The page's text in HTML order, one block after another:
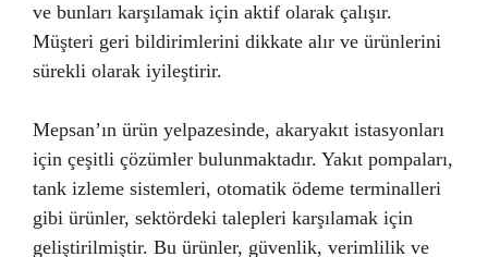
ve bunları karşılamak için aktif olarak çalışır.
Müşteri geri bildirimlerini dikkate alır ve ürünlerini
sürekli olarak iyileştirir.
Mepsan’ın ürün yelpazesinde, akaryakıt istasyonları
için çeşitli çözümler bulunmaktadır. Yakıt pompaları,
tank izleme sistemleri, otomatik ödeme terminalleri
gibi ürünler, sektördeki talepleri karşılamak için
geliştirilmiştir. Bu ürünler, güvenlik, verimlilik ve